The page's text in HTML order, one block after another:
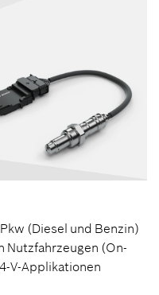
(Diesel und Benzin)
Nutzfahrzeugen (On-
V-Applikationen